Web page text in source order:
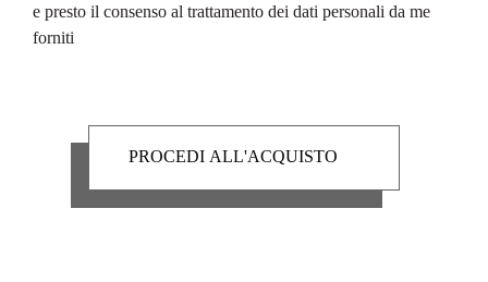
e presto il consenso al trattamento dei dati personali da me
forniti